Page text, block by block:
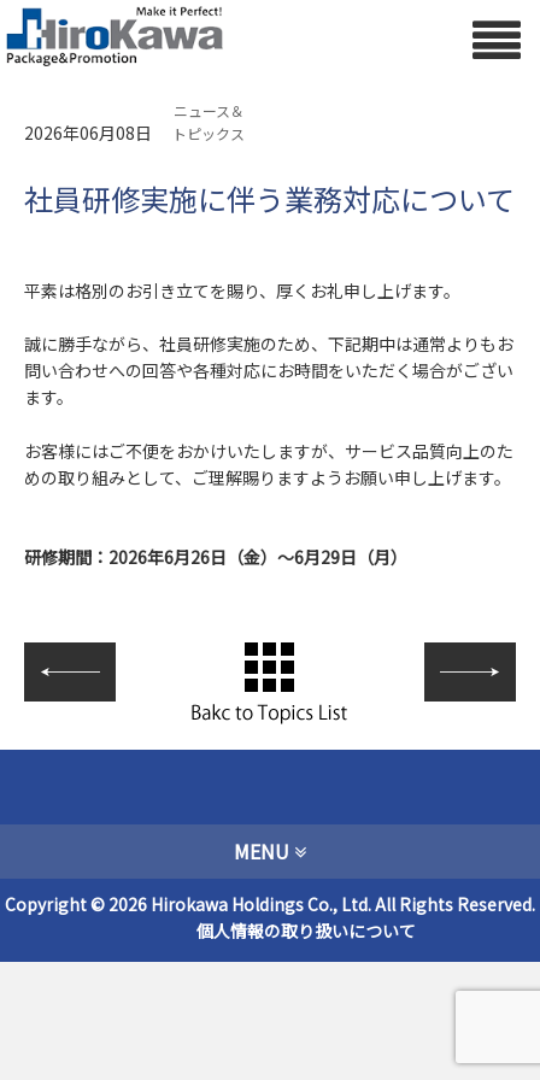
2026年06月08日
ニュース＆
トピックス
社員研修実施に伴う業務対応について
平素は格別のお引き立てを賜り、厚くお礼申し上げます。
誠に勝手ながら、社員研修実施のため、下記期中は通常よりもお
問い合わせへの回答や各種対応にお時間をいただく場合がござい
ます。
お客様にはご不便をおかけいたしますが、サービス品質向上のた
めの取り組みとして、ご理解賜りますようお願い申し上げます。
研修期間：2026年6月26日（金）～6月29日（月）
MENU
Copyright © 2026 Hirokawa Holdings Co., Ltd. All Rights Reserved.
個人情報の取り扱いについて